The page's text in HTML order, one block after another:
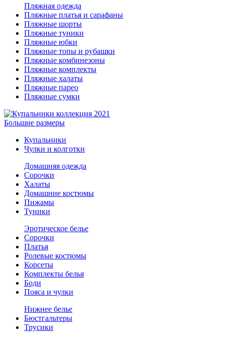
Пляжная одежда
Пляжные платья и сарафаны
Пляжные шорты
Пляжные туники
Пляжные юбки
Пляжные топы и рубашки
Пляжные комбинезоны
Пляжные комплекты
Пляжные халаты
Пляжные парео
Пляжные сумки
Большие размеры
Купальники
Чулки и колготки
Домашняя одежда
Сорочки
Халаты
Домашние костюмы
Пижамы
Туники
Эротическое белье
Сорочки
Платья
Ролевые костюмы
Корсеты
Комплекты белья
Боди
Пояса и чулки
Нижнее белье
Бюстгальтеры
Трусики